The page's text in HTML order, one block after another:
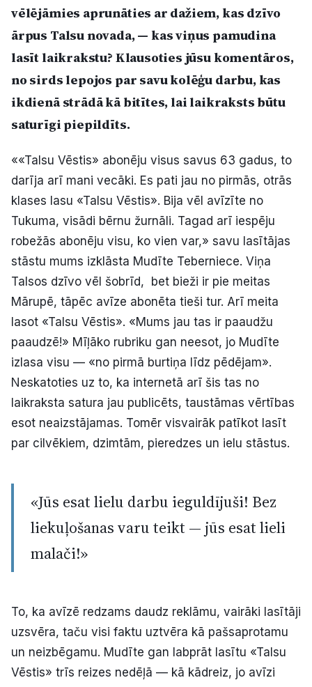
vēlējāmies aprunāties ar dažiem, kas dzīvo
ārpus Talsu novada, — kas viņus pamudina
lasīt laikrakstu? Klausoties jūsu komentāros,
no sirds lepojos par savu kolēģu darbu, kas
ikdienā strādā kā bitītes, lai laikraksts būtu
saturīgi piepildīts.
««Talsu Vēstis» abonēju visus savus 63 gadus, to
darīja arī mani vecāki. Es pati jau no pirmās, otrās
klases lasu «Talsu Vēstis». Bija vēl avīzīte no
Tukuma, visādi bērnu žurnāli. Tagad arī iespēju
robežās abonēju visu, ko vien var,» savu lasītājas
stāstu mums izklāsta Mudīte Teberniece. Viņa
Talsos dzīvo vēl šobrīd, bet bieži ir pie meitas
Mārupē, tāpēc avīze abonēta tieši tur. Arī meita
lasot «Talsu Vēstis». «Mums jau tas ir paaudžu
paaudzē!» Mīļāko rubriku gan neesot, jo Mudīte
izlasa visu — «no pirmā burtiņa līdz pēdējam».
Neskatoties uz to, ka internetā arī šis tas no
laikraksta satura jau publicēts, taustāmas vērtības
esot neaizstājamas. Tomēr visvairāk patīkot lasīt
par cilvēkiem, dzimtām, pieredzes un ielu stāstus.
«Jūs esat lielu darbu ieguldījuši! Bez
liekuļošanas varu teikt — jūs esat lieli
malači!»
To, ka avīzē redzams daudz reklāmu, vairāki lasītāji
uzsvēra, taču visi faktu uztvēra kā pašsaprotamu
un neizbēgamu. Mudīte gan labprāt lasītu «Talsu
Vēstis» trīs reizes nedēļā — kā kādreiz, jo avīzi